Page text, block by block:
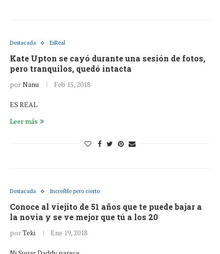
Destacada EsReal
Kate Upton se cayó durante una sesión de fotos,
pero tranquilos, quedó intacta
porNanu Feb 15, 2018
ES REAL
Leer más
Destacada Increíble pero cierto
Conoce al viejito de 51 años que te puede bajar a
la novia y se ve mejor que tú a los 20
porTeki Ene 19, 2018